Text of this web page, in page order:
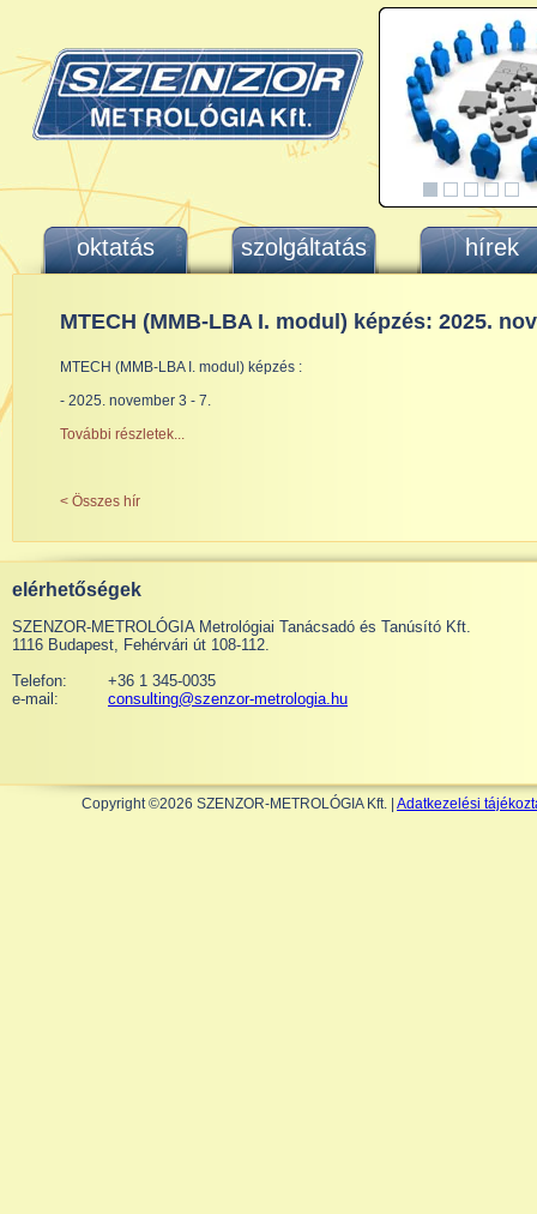
oktatás szolgáltatás hírek
MTECH (MMB-LBA I. modul) képzés: 2025.
MTECH (MMB-LBA I. modul) képzés :
- 2025. november 3 - 7.
További részletek...
< Összes hír
elérhetőségek
SZENZOR-METROLÓGIA Metrológiai Tanácsadó és Tanúsító Kft.
1116 Budapest, Fehérvári út 108-112.
Telefon:
+36 1 345-0035
e-mail:
consulting@szenzor-metrologia.hu
Copyright ©2026 SZENZOR-METROLÓGIA Kft. | Adatkezelési